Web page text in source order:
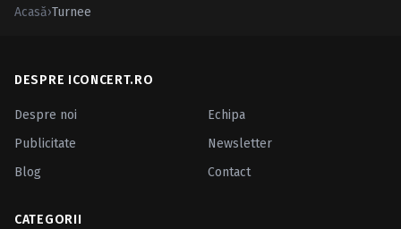
Acasă›Turnee
DESPRE ICONCERT.RO
Despre noi
Echipa
Publicitate
Newsletter
Blog
Contact
CATEGORII